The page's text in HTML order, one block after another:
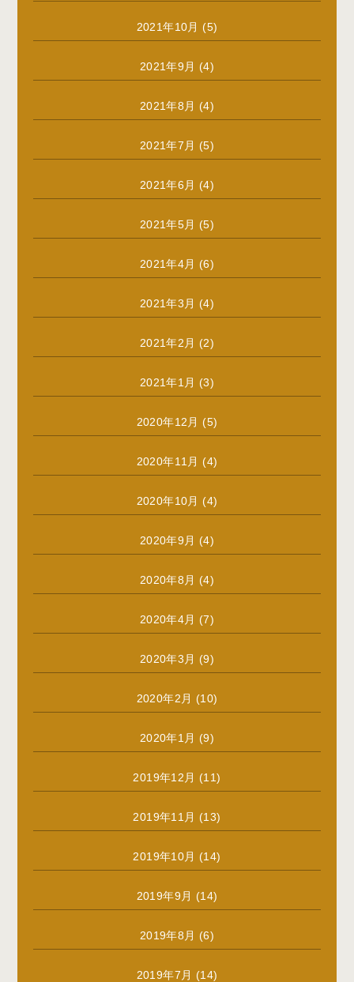
2021年10月 (5)
2021年9月 (4)
2021年8月 (4)
2021年7月 (5)
2021年6月 (4)
2021年5月 (5)
2021年4月 (6)
2021年3月 (4)
2021年2月 (2)
2021年1月 (3)
2020年12月 (5)
2020年11月 (4)
2020年10月 (4)
2020年9月 (4)
2020年8月 (4)
2020年4月 (7)
2020年3月 (9)
2020年2月 (10)
2020年1月 (9)
2019年12月 (11)
2019年11月 (13)
2019年10月 (14)
2019年9月 (14)
2019年8月 (6)
2019年7月 (14)